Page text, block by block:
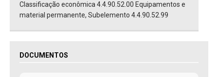
Classificação econômica 4.4.90.52.00 Equipamentos e
material permanente, Subelemento 4.4.90.52.99
DOCUMENTOS